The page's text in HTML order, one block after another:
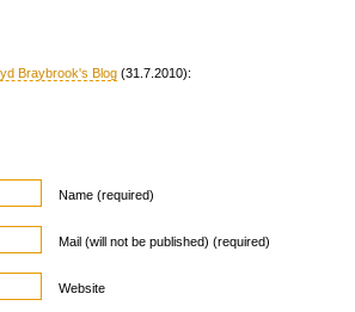
Braybrook's Blog (31.7.2010):
Name (required)
Mail (will not be published) (required)
Website